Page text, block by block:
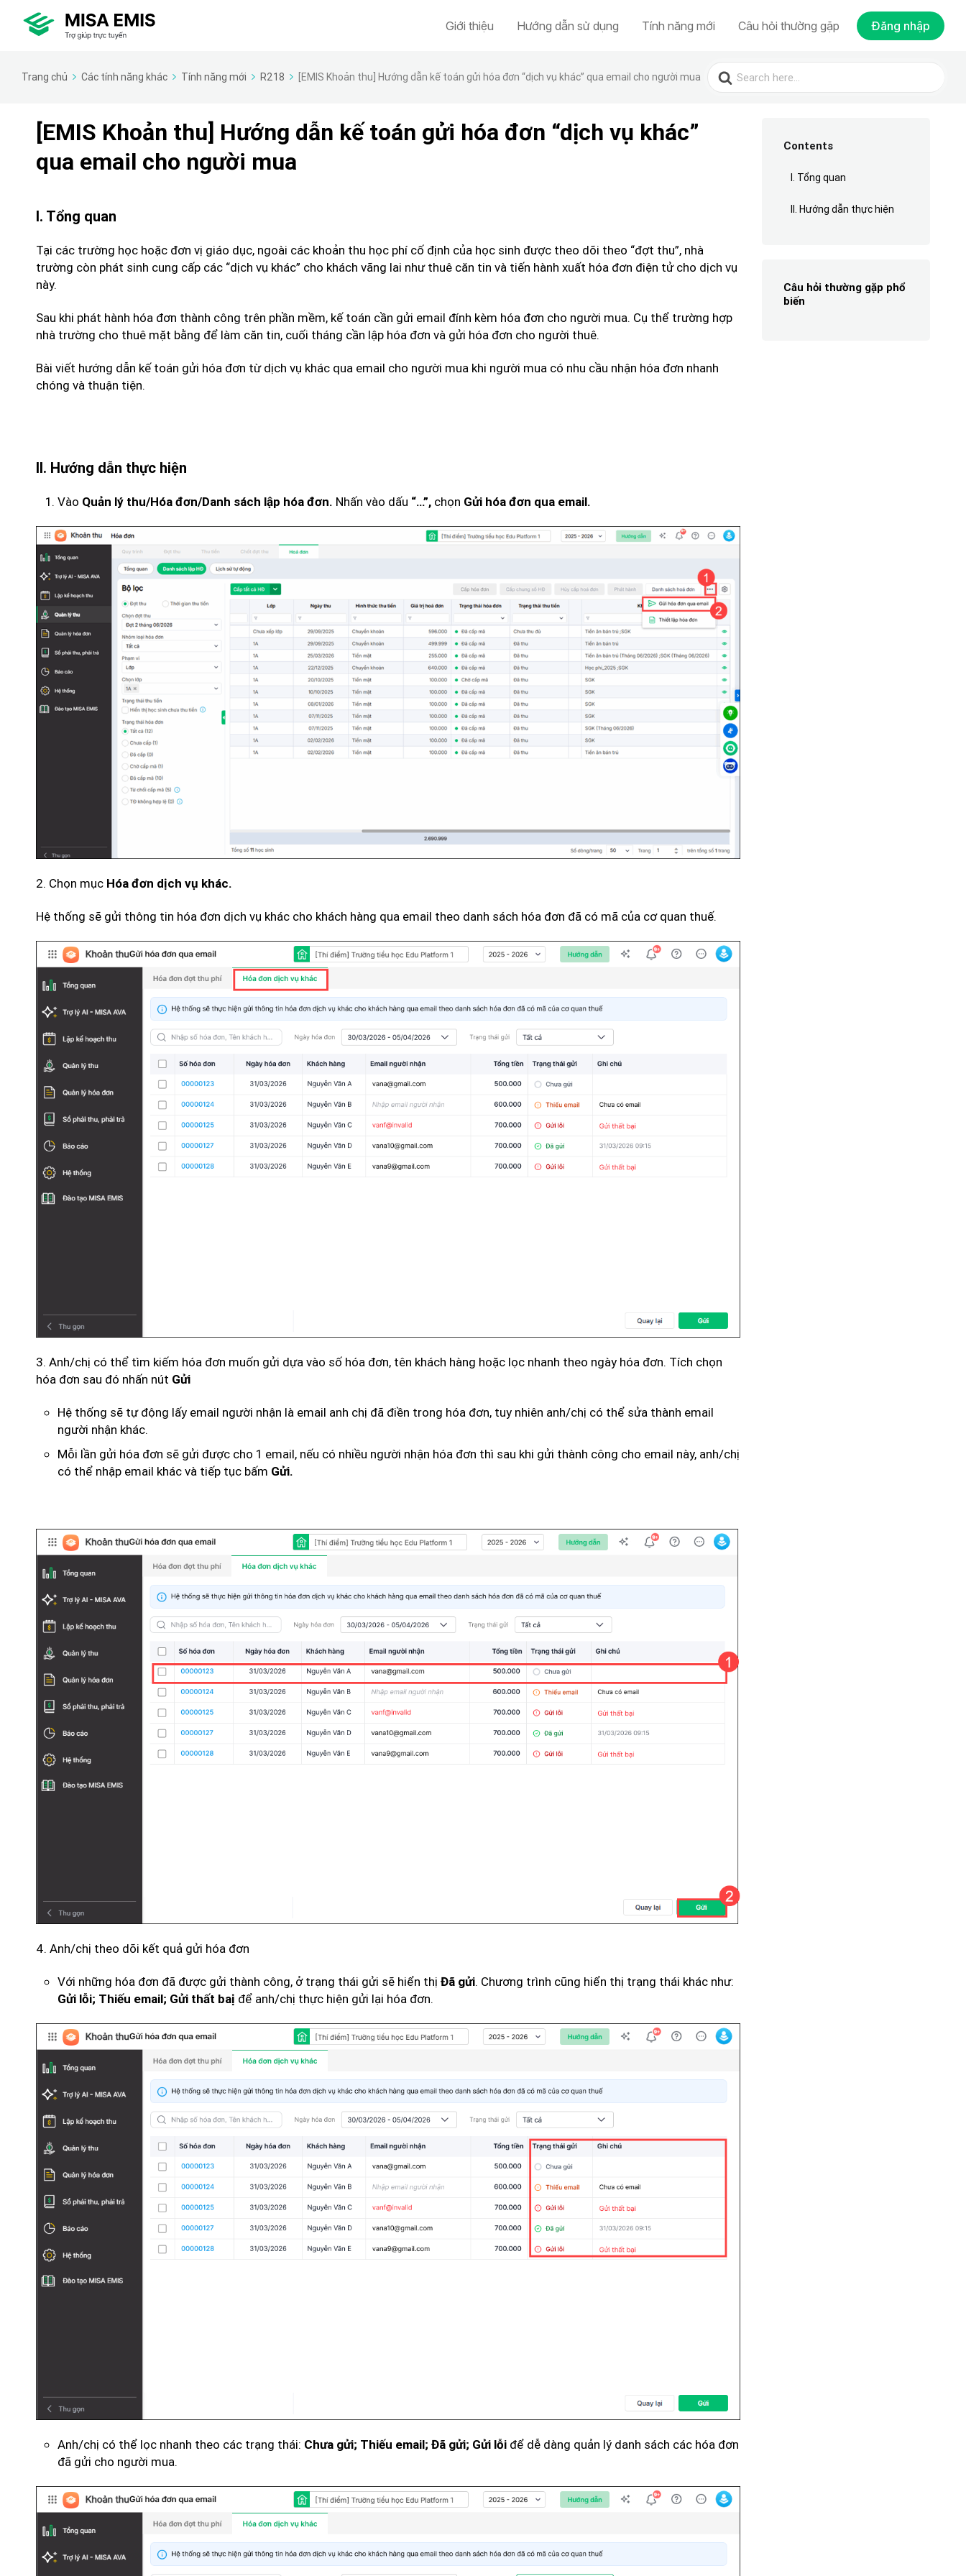
Giới thiệu Hướng dẫn sử dụng Tính năng mới Câu hỏi thường gặp Đăng nhập
Trang chủ Các tính năng khác Tính năng mới R218 [EMIS Khoản thu] Hướng dẫn kế toán gửi hóa đơn “dịch vụ khác” qua email cho người mua
Search
for:
[EMIS Khoản thu] Hướng dẫn kế toán gửi hóa đơn “dịch vụ khác”
qua email cho người mua
I. Tổng quan
Tại các trường học hoặc đơn vị giáo dục, ngoài các khoản thu học phí cố định của học sinh được theo dõi theo “đợt thu”, nhà
trường còn phát sinh cung cấp các “dịch vụ khác” cho khách vãng lai như thuê căn tin và tiến hành xuất hóa đơn điện tử cho dịch vụ
này.
Sau khi phát hành hóa đơn thành công trên phần mềm, kế toán cần gửi email đính kèm hóa đơn cho người mua. Cụ thể trường hợp
nhà trường cho thuê mặt bằng để làm căn tin, cuối tháng cần lập hóa đơn và gửi hóa đơn cho người thuê.
Bài viết hướng dẫn kế toán gửi hóa đơn từ dịch vụ khác qua email cho người mua khi người mua có nhu cầu nhận hóa đơn nhanh
chóng và thuận tiện.
II. Hướng dẫn thực hiện
Vào Quản lý thu/Hóa đơn/Danh sách lập hóa đơn. Nhấn vào dấu “…”, chọn Gửi hóa đơn qua email.
2. Chọn mục Hóa đơn dịch vụ khác.
Hệ thống sẽ gửi thông tin hóa đơn dịch vụ khác cho khách hàng qua email theo danh sách hóa đơn đã có mã của cơ quan thuế.
3. Anh/chị có thể tìm kiếm hóa đơn muốn gửi dựa vào số hóa đơn, tên khách hàng hoặc lọc nhanh theo ngày hóa đơn. Tích chọn
hóa đơn sau đó nhấn nút Gửi
Hệ thống sẽ tự động lấy email người nhận là email anh chị đã điền trong hóa đơn, tuy nhiên anh/chị có thể sửa thành email
người nhận khác.
Mỗi lần gửi hóa đơn sẽ gửi được cho 1 email, nếu có nhiều người nhận hóa đơn thì sau khi gửi thành công cho email này, anh/chị
có thể nhập email khác và tiếp tục bấm Gửi.
4. Anh/chị theo dõi kết quả gửi hóa đơn
Với những hóa đơn đã được gửi thành công, ở trạng thái gửi sẽ hiển thị Đã gửi. Chương trình cũng hiển thị trạng thái khác như:
Gửi lỗi; Thiếu email; Gửi thất baị để anh/chị thực hiện gửi lại hóa đơn.
Anh/chị có thể lọc nhanh theo các trạng thái: Chưa gửi; Thiếu email; Đã gửi; Gửi lỗi để dễ dàng quản lý danh sách các hóa đơn
đã gửi cho người mua.
Contents
I. Tổng quan
II. Hướng dẫn thực hiện
Câu hỏi thường gặp phổ
biến